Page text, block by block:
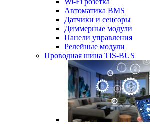
Wi-Fi розетка
Автоматика BMS
Датчики и сенсоры
Диммерные модули
Панели управления
Релейные модули
Проводная шина TIS-BUS